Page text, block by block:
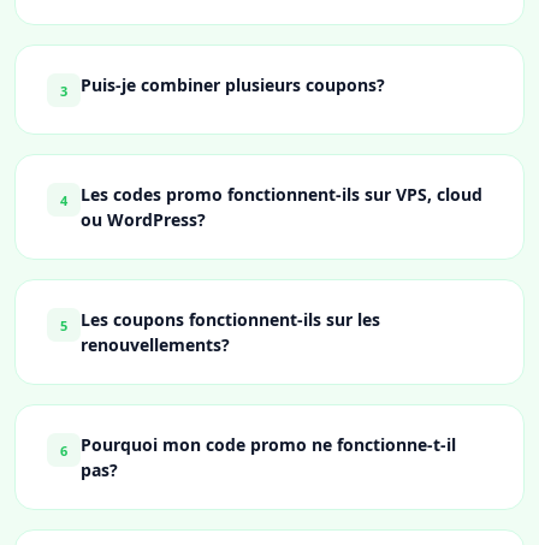
3 Puis-je combiner plusieurs coupons?
4
Les codes promo fonctionnent-ils sur VPS, cloud
ou WordPress?
5
Les coupons fonctionnent-ils sur les
renouvellements?
6
Pourquoi mon code promo ne fonctionne-t-il
pas?